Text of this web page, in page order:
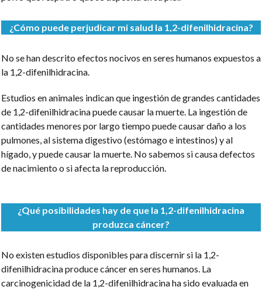
¿Cómo puede perjudicar mi salud la 1,2-difenilhidracina?
No se han descrito efectos nocivos en seres humanos expuestos a
la 1,2-difenilhidracina.
Estudios en animales indican que ingestión de grandes cantidades
de 1,2-difenilhidracina puede causar la muerte. La ingestión de
cantidades menores por largo tiempo puede causar daño a los
pulmones, al sistema digestivo (estómago e intestinos) y al
hígado, y puede causar la muerte. No sabemos si causa defectos
de nacimiento o si afecta la reproducción.
¿Qué posibilidades hay de que la 1,2-difenilhidracina
produzca cáncer?
No existen estudios disponibles para discernir si la 1,2-
difenilhidracina produce cáncer en seres humanos. La
carcinogenicidad de la 1,2-difenilhidracina ha sido evaluada en